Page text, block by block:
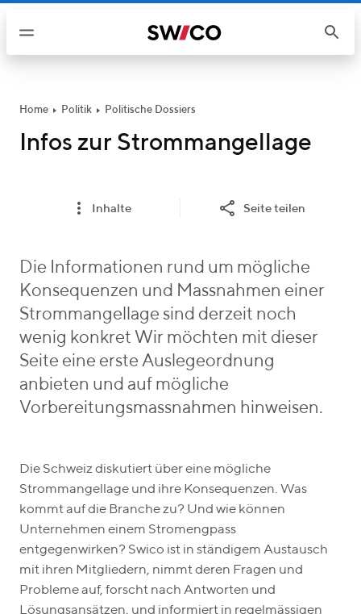
Home Politik Politische Dossiers
Infos zur Strommangellage
Inhalte Seite teilen
Die Informationen rund um mögliche
Konsequenzen und Massnahmen einer
Strommangellage sind derzeit noch
wenig konkret Wir möchten mit dieser
Seite eine erste Auslegeordnung
anbieten und auf mögliche
Vorbereitungsmassnahmen hinweisen.
Die Schweiz diskutiert über eine mögliche
Strommangellage und ihre Konsequenzen. Was
kommt auf die Branche zu? Und wie können
Unternehmen einem Stromengpass
entgegenwirken? Swico ist in ständigem Austausch
mit ihren Mitgliedern, nimmt deren Fragen und
Probleme auf, forscht nach Antworten und
Lösungsansätzen, und informiert in regelmässigen